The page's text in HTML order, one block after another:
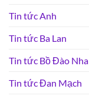
Tin tức Anh
Tin tức Ba Lan
Tin tức Bồ Đào Nha
Tin tức Đan Mạch